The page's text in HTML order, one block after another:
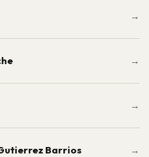
→
→
→
Barrios →